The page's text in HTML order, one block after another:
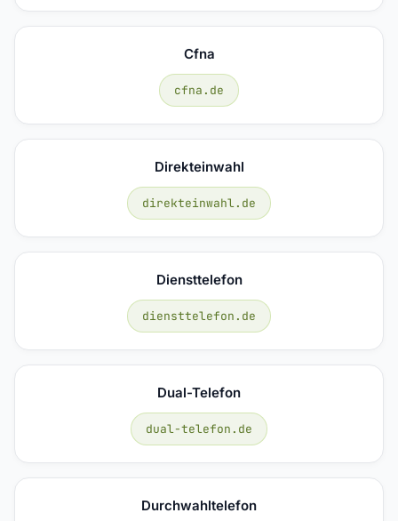
Cfna
cfna.de
Direkteinwahl
direkteinwahl.de
Diensttelefon
diensttelefon.de
Dual-Telefon
dual-telefon.de
Durchwahltelefon